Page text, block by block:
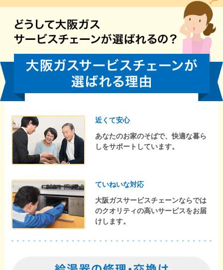
近くて安心
あなたのお家のそばで、快適な暮ら
しをサポートしています。
ていねいな対応
大阪ガスサービスチェーンならでは
のクオリティの高いサービスをお届
けします。